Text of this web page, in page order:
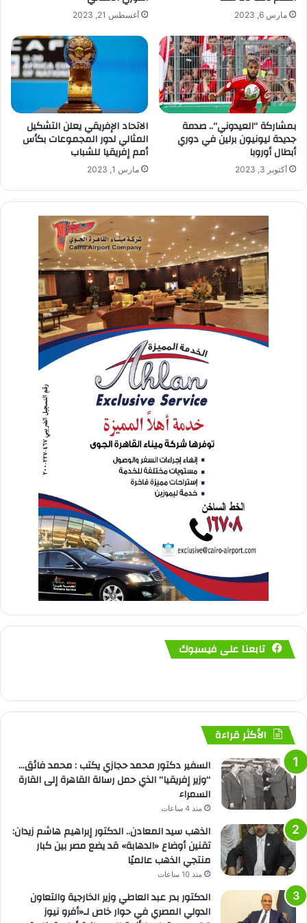
مارس 6, 2023 أغسطس 21, 2023
بمشاركة “العيدوني”.. صدمة
جديدة ليونيون برلين في دوري
أبطال أوروبا
أكتوبر 3, 2023
الاتحاد الإفريقي يعلن التشكيل
المثالي لدور المجموعات بكأس
أمم إفريقيا للشباب
مارس 1, 2023
تابعنا على فيسبوك
الأكثر قراءة
السفير دكتور محمد حجازي يكتب : محمد فائق…
“وزير إفريقيا” الذي حمل رسالة القاهرة إلى القارة
السمراء
منذ 4 ساعات
الذهب سيد المعادن.. الدكتور إبراهيم هاشم زيدان:
تقنين أوضاع «الدهابة» قد يضع مصر بين كبار
منتجي الذهب عالميًا
منذ 10 ساعات
الدكتور بدر عبد العاطي وزير الخارجية والتعاون
الدولي المصري في حوار خاص لـ«أفرو نيوز